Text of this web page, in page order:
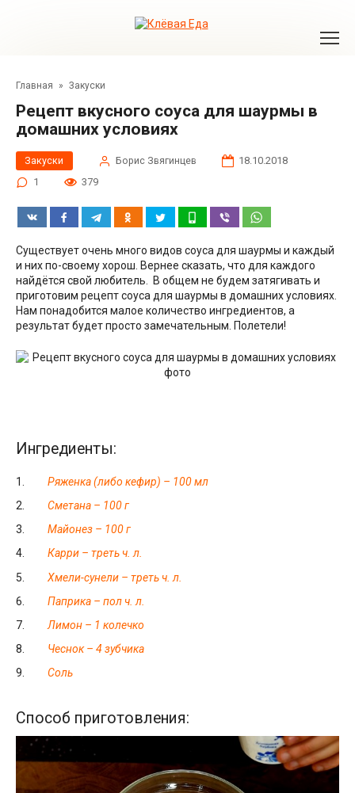
Главная » Закуски
Рецепт вкусного соуса для шаурмы в
домашних условиях
Закуски Борис Звягинцев
18.10.2018
1
379
Существует очень много видов соуса для шаурмы и каждый
и них по-своему хорош. Вернее сказать, что для каждого
найдётся свой любитель. В общем не будем затягивать и
приготовим рецепт соуса для шаурмы в домашних условиях.
Нам понадобится малое количество ингредиентов, а
результат будет просто замечательным. Полетели!
Ингредиенты:
Ряженка (либо кефир) – 100 мл
Сметана – 100 г
Майонез – 100 г
Карри – треть ч. л.
Хмели-сунели – треть ч. л.
Паприка – пол ч. л.
Лимон – 1 колечко
Чеснок – 4 зубчика
Соль
Способ приготовления: